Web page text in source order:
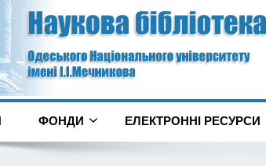
ФОНДИ ЕЛЕКТРОННІ РЕСУРСИ